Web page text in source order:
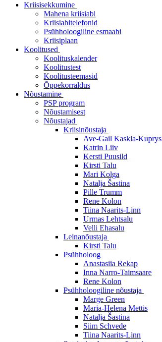
Kriisisekkumine
Mahena kriisiabi
Kriisiabitelefonid
Psühholoogiline esmaabi
Kriisiplaan
Koolitused
Koolituskalender
Koolitustest
Koolitusteemasid
Õppekorraldus
Nõustamine
PSP program
Nõustamisest
Nõustajad
Kriisinõustaja
Ave-Gail Kaskla-Kuprys
Katrin Liiv
Kersti Puusild
Kirsti Talu
Mari Kolga
Natalja Šastina
Pille Trumm
Rene Kolon
Tiina Naarits-Linn
Urmas Lehtsalu
Velli Ehasalu
Leinanõustaja
Kirsti Talu
Psühholoog
Anastasiia Rekap
Inna Narro-Taimsaare
Rene Kolon
Psühholoogiline nõustaja
Marge Green
Maria-Helena Mettis
Natalja Šastina
Siim Schvede
Tiina Naarits-Linn